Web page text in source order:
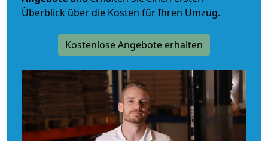
Überblick über die Kosten für Ihren Umzug.
Kostenlose Angebote erhalten